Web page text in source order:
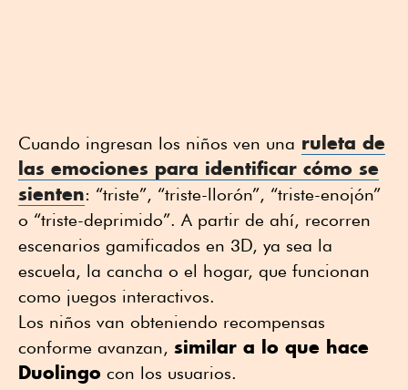
Cuando ingresan los niños ven una ruleta de
las emociones para identificar cómo se
sienten: “triste”, “triste-llorón”, “triste-enojón”
o “triste-deprimido”. A partir de ahí, recorren
escenarios gamificados en 3D, ya sea la
escuela, la cancha o el hogar, que funcionan
como juegos interactivos.
Los niños van obteniendo recompensas
conforme avanzan, similar a lo que hace
Duolingo con los usuarios.